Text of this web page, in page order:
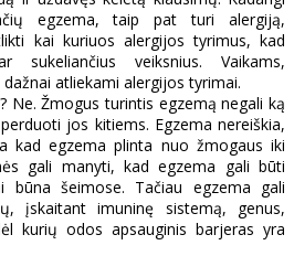
egzema, taip pat turi alergiją,
kai kuriuos alergijos tyrimus, kad
sukeliančius veiksnius. Vaikams,
atliekami alergijos tyrimai.
Ne. Žmogus turintis egzemą negali ką
jos kitiems. Egzema nereiškia,
kad egzema plinta nuo žmogaus iki
gali manyti, kad egzema gali būti
būna šeimose. Tačiau egzema gali
įskaitant imuninę sistemą, genus,
kurių odos apsauginis barjeras yra